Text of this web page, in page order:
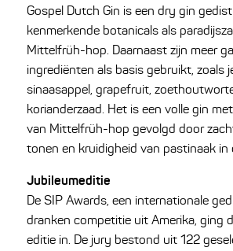
Gospel Dutch Gin is een dry gin
kenmerkende botanicals als
Mittelfrüh-hop. Daarnaast zijn meer
ingrediënten als basis gebruikt, zoals
sinaasappel, grapefruit,
korianderzaad. Het is een volle gin
van Mittelfrüh-hop gevolgd door
tonen en kruidigheid van pastinaak in
Jubileumeditie
De SIP Awards, een internationale
dranken competitie uit Amerika, ging
editie in. De jury bestond uit 122